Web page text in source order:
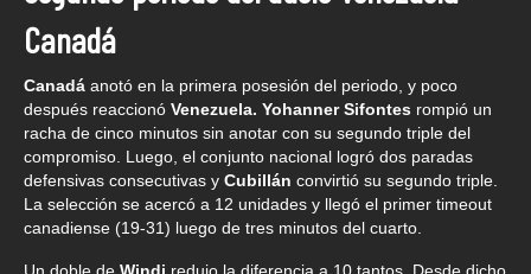
Canadá
Canadá anotó en la primera posesión del periodo, y poco
después reaccionó Venezuela. Yohanner Sifontes rompió un
racha de cinco minutos sin anotar con su segundo triple del
compromiso. Luego, el conjunto nacional logró dos paradas
defensivas consecutivas y Cubillán convirtió su segundo triple.
La selección se acercó a 12 unidades y llegó el primer timeout
canadiense (19-31) luego de tres minutos del cuarto.
Un doble de Windi redujo la diferencia a 10 tantos. Desde dicho